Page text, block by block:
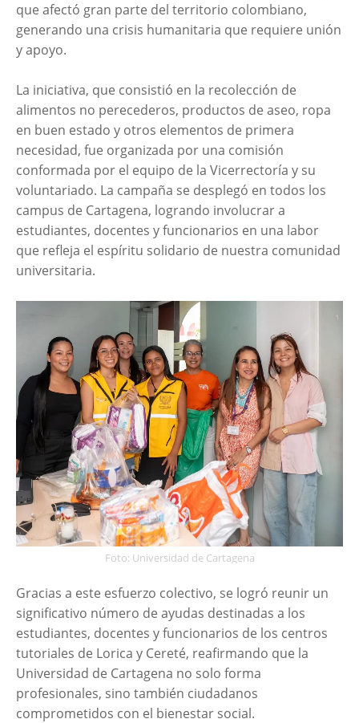
que afectó gran parte del territorio colombiano,
generando una crisis humanitaria que requiere unión
y apoyo.
La iniciativa, que consistió en la recolección de
alimentos no perecederos, productos de aseo, ropa
en buen estado y otros elementos de primera
necesidad, fue organizada por una comisión
conformada por el equipo de la Vicerrectoría y su
voluntariado. La campaña se desplegó en todos los
campus de Cartagena, logrando involucrar a
estudiantes, docentes y funcionarios en una labor
que refleja el espíritu solidario de nuestra comunidad
universitaria.
Foto: Universidad de Cartagena
Gracias a este esfuerzo colectivo, se logró reunir un
significativo número de ayudas destinadas a los
estudiantes, docentes y funcionarios de los centros
tutoriales de Lorica y Cereté, reafirmando que la
Universidad de Cartagena no solo forma
profesionales, sino también ciudadanos
comprometidos con el bienestar social.